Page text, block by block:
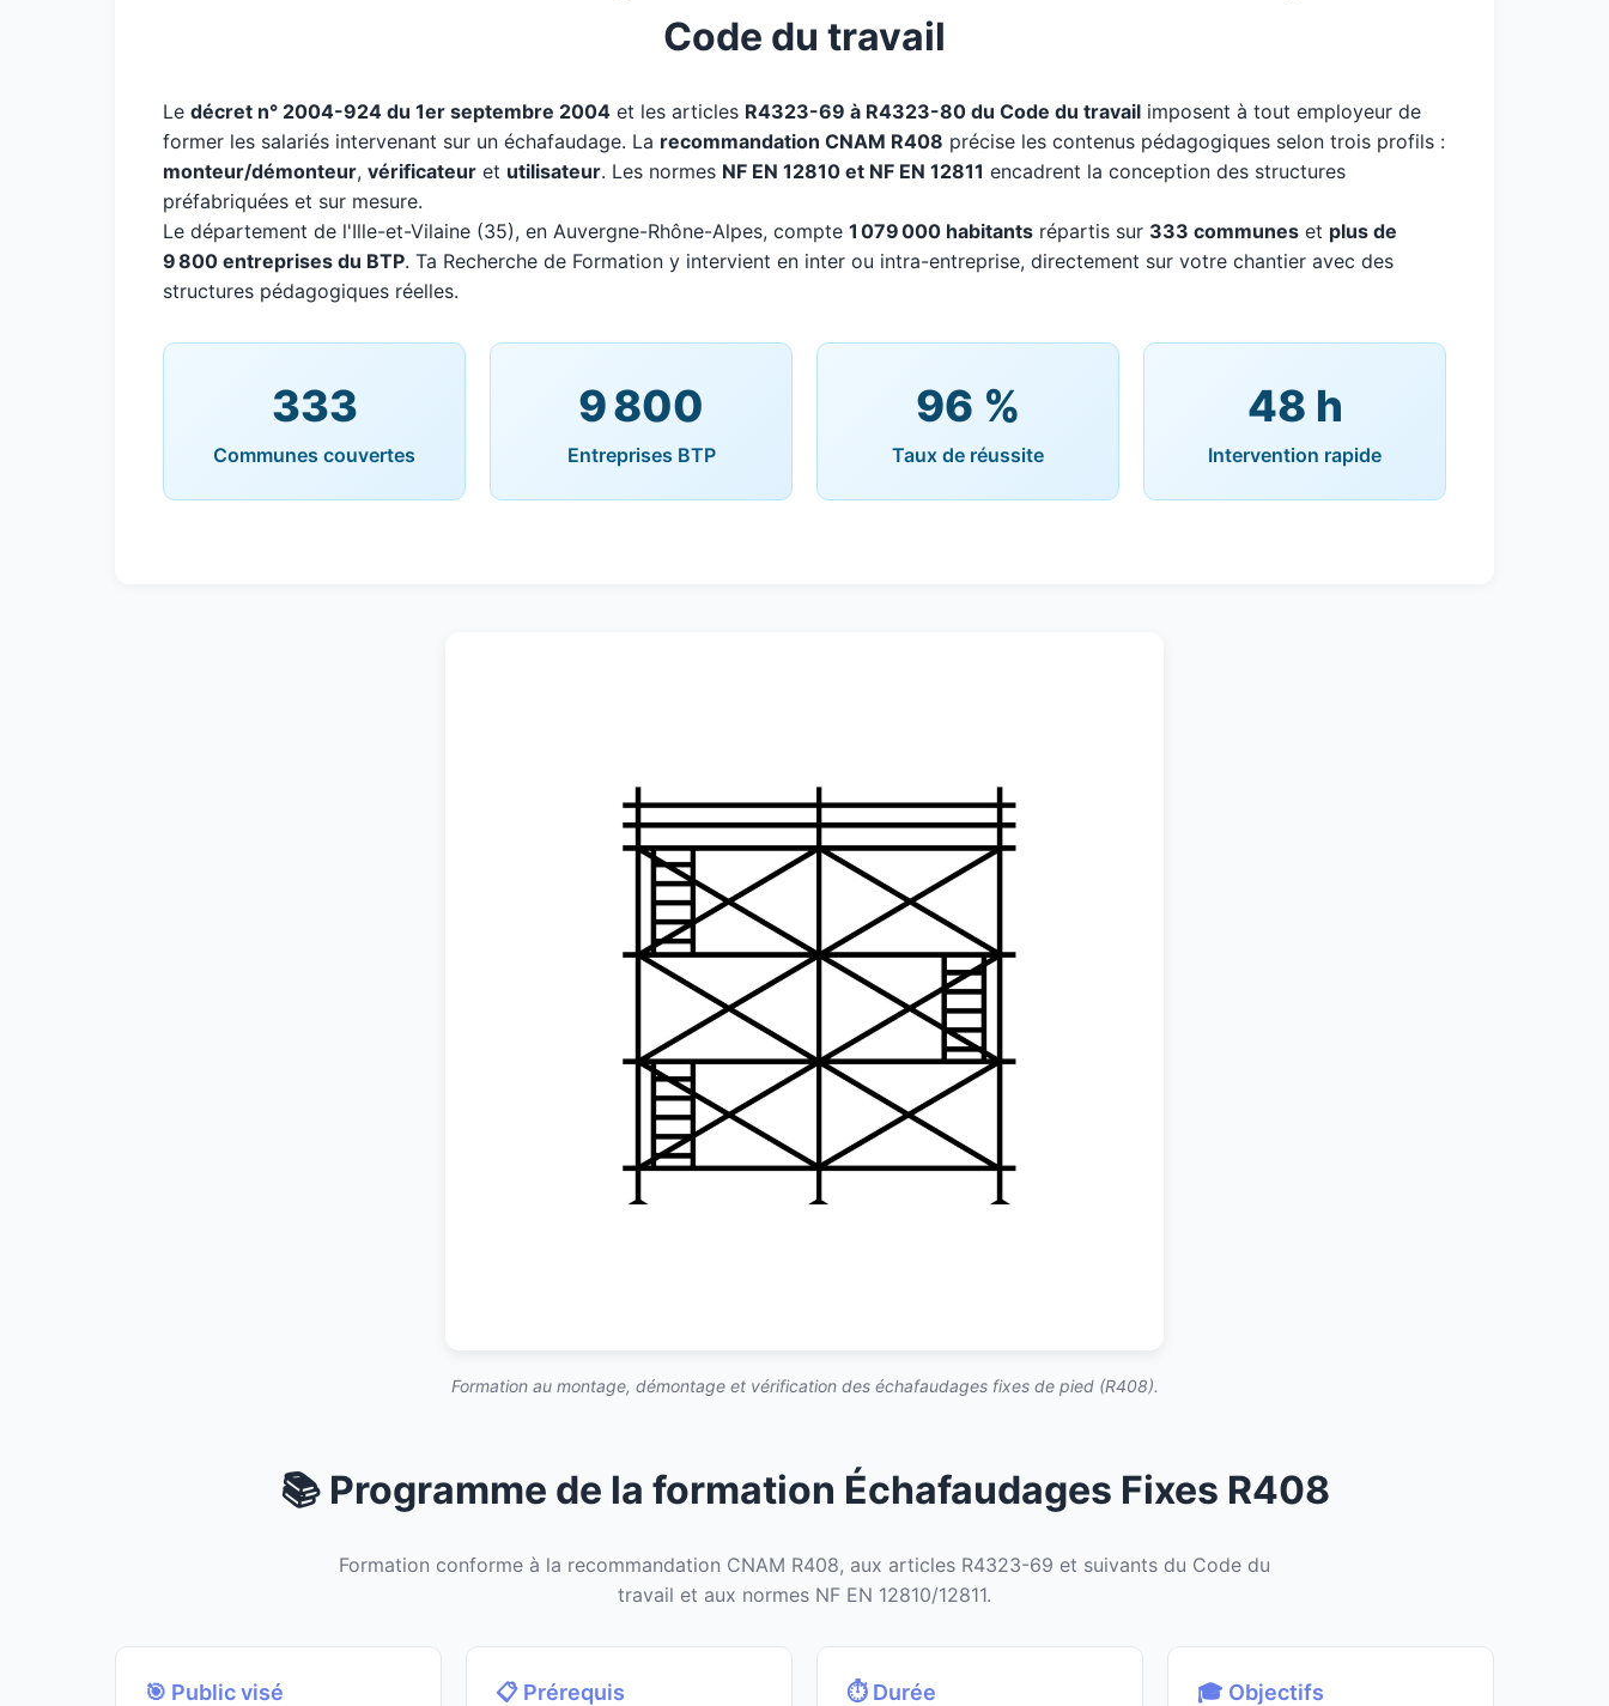
Code du travail
Le décret n° 2004-924 du 1er septembre 2004 et les articles R4323-69 à R4323-80 du Code du travail imposent à tout employeur de
former les salariés intervenant sur un échafaudage. La recommandation CNAM R408 précise les contenus pédagogiques selon trois profils :
monteur/démonteur, vérificateur et utilisateur. Les normes NF EN 12810 et NF EN 12811 encadrent la conception des structures
préfabriquées et sur mesure.
Le département de l'Ille-et-Vilaine (35), en Auvergne-Rhône-Alpes, compte 1 079 000 habitants répartis sur 333 communes et plus de
9 800 entreprises du BTP. Ta Recherche de Formation y intervient en inter ou intra-entreprise, directement sur votre chantier avec des
structures pédagogiques réelles.
333
Communes couvertes
9 800
Entreprises BTP
96 %
Taux de réussite
48 h
Intervention rapide
Formation au montage, démontage et vérification des échafaudages fixes de pied (R408).
📚 Programme de la formation Échafaudages Fixes R408
Formation conforme à la recommandation CNAM R408, aux articles R4323-69 et suivants du Code du
travail et aux normes NF EN 12810/12811.
🎯 Public visé 📋 Prérequis ⏱️ Durée
🎓 Objectifs